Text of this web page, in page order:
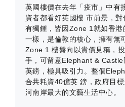
英國樓價在去年「疫市」中有
資者都看好英國樓 市前景，
有獨鍾，皆因Zone 1就如香
一樣，是倫敦的核心，擁有無
Zone 1 樓盤向以貴價見稱，
手，可留意Elephant &
英鎊，極具吸引力。整個
合共耗資40億英 鎊，政府目
河南岸最大的文藝生活中心。